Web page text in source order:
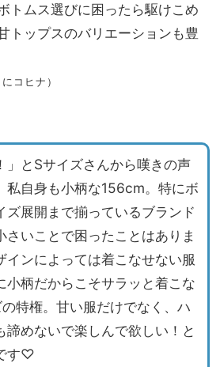
トムス選びに困ったら駆けこめ
トップスのバリエーションも豊
コヒナ）
」とSサイズさんから嘆きの声
私自身も小柄な156cm。特にボ
ズ展開まで揃っているブランド
さいことで困ったことはありま
インによっては着こなせない服
小柄だからこそサラッと着こな
特権。甘い服だけでなく、ハ
諦めないで楽しんで欲しい！と
す♡